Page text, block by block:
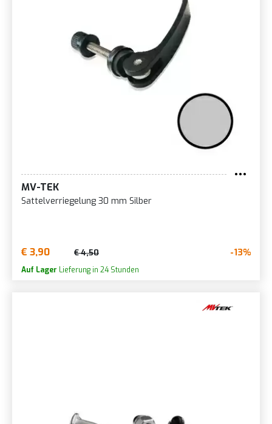
MV-TEK
Sattelverriegelung 30 mm Silber
€ 3,90 € 4,50 -13%
Auf Lager Lieferung in 24 Stunden